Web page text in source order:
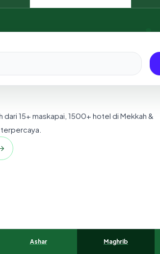
15+ maskapai, 1500+ hotel di Mekkah &
Ashar Maghrib